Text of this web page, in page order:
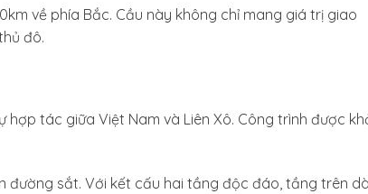
về phía Bắc. Cầu này không chỉ mang giá trị giao
đô.
tác giữa Việt Nam và Liên Xô. Công trình được
đường sắt. Với kết cấu hai tầng độc đáo, tầng trên